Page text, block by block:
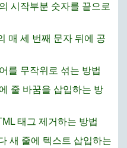
시작부분 숫자를 끝으로
매 세 번째 문자 뒤에 공
를 무작위로 섞는 방법
줄 바꿈을 삽입하는 방
태그 제거하는 방법
새 줄에 텍스트 삽입하는